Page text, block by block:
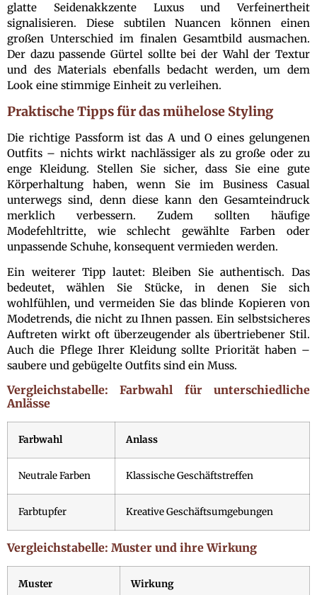
glatte Seidenakkzente Luxus und Verfeinertheit
signalisieren. Diese subtilen Nuancen können einen
großen Unterschied im finalen Gesamtbild ausmachen.
Der dazu passende Gürtel sollte bei der Wahl der Textur
und des Materials ebenfalls bedacht werden, um dem
Look eine stimmige Einheit zu verleihen.
Praktische Tipps für das mühelose Styling
Die richtige Passform ist das A und O eines gelungenen
Outfits – nichts wirkt nachlässiger als zu große oder zu
enge Kleidung. Stellen Sie sicher, dass Sie eine gute
Körperhaltung haben, wenn Sie im Business Casual
unterwegs sind, denn diese kann den Gesamteindruck
merklich verbessern. Zudem sollten häufige
Modefehltritte, wie schlecht gewählte Farben oder
unpassende Schuhe, konsequent vermieden werden.
Ein weiterer Tipp lautet: Bleiben Sie authentisch. Das
bedeutet, wählen Sie Stücke, in denen Sie sich
wohlfühlen, und vermeiden Sie das blinde Kopieren von
Modetrends, die nicht zu Ihnen passen. Ein selbstsicheres
Auftreten wirkt oft überzeugender als übertriebener Stil.
Auch die Pflege Ihrer Kleidung sollte Priorität haben –
saubere und gebügelte Outfits sind ein Muss.
Vergleichstabelle: Farbwahl für unterschiedliche
Anlässe
Farbwahl Anlass
Neutrale Farben Klassische Geschäftstreffen
Farbtupfer Kreative Geschäftsumgebungen
Vergleichstabelle: Muster und ihre Wirkung
Muster Wirkung